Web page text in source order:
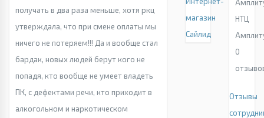
получать в два раза меньше, хотя ркц
утверждала, что при смене оплаты мы
ничего не потеряем!!! Да и вообще стал
бардак, новых людей берут кого не
попадя, кто вообще не умеет владеть
ПК, с дефектами речи, кто приходит в
алкогольном и наркотическом
магазин
Сайлид
НТЦ
0
Отзывы